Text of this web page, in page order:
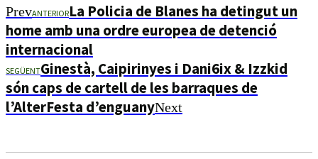
PrevANTERIORLa Policia de Blanes ha detingut un
home amb una ordre europea de detenció
internacional
SEGÜENTGinestà, Caipirinyes i Dani6ix & Izzkid
són caps de cartell de les barraques de
l’AlterFesta d’enguanyNext